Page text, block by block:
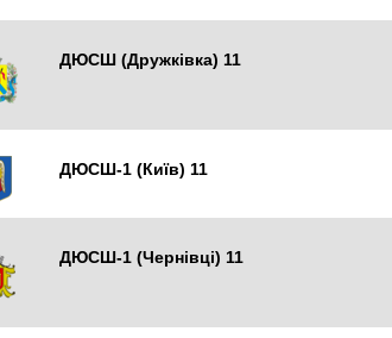
ДЮСШ (Дружківка) 11
ДЮСШ-1 (Київ) 11
ДЮСШ-1 (Чернівці) 11